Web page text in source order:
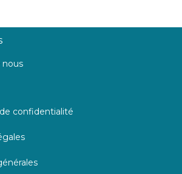
nous
confidentialité